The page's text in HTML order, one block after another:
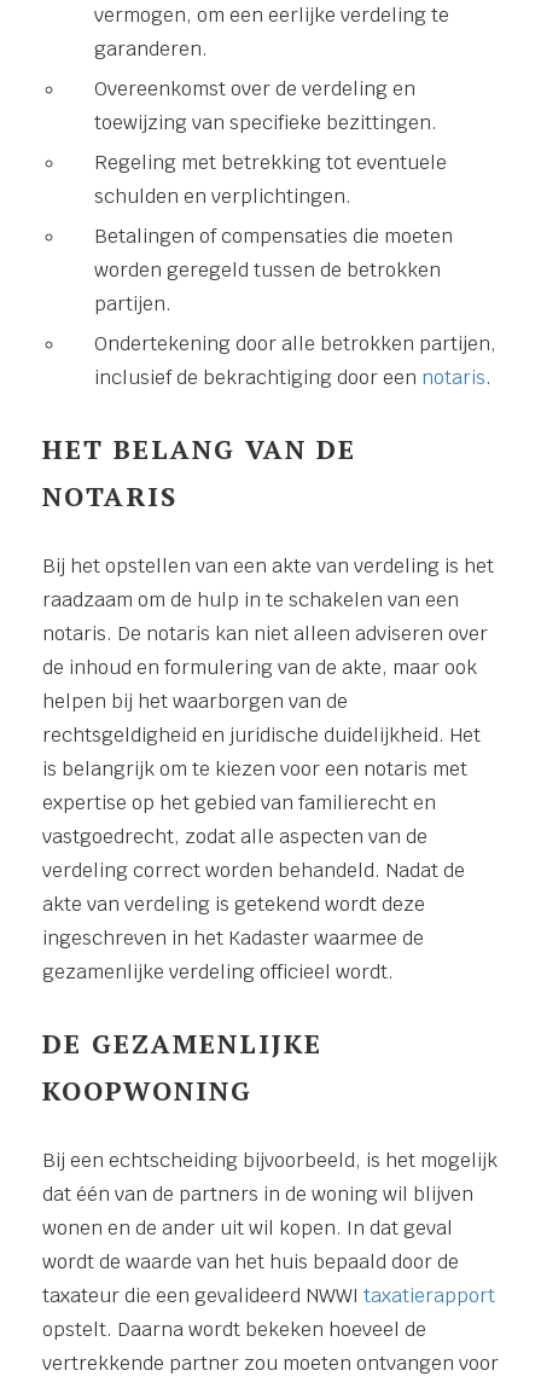
vermogen, om een eerlijke verdeling te
garanderen.
Overeenkomst over de verdeling en
toewijzing van specifieke bezittingen.
Regeling met betrekking tot eventuele
schulden en verplichtingen.
Betalingen of compensaties die moeten
worden geregeld tussen de betrokken
partijen.
Ondertekening door alle betrokken partijen,
inclusief de bekrachtiging door een notaris.
HET BELANG VAN DE
NOTARIS
Bij het opstellen van een akte van verdeling is het
raadzaam om de hulp in te schakelen van een
notaris. De notaris kan niet alleen adviseren over
de inhoud en formulering van de akte, maar ook
helpen bij het waarborgen van de
rechtsgeldigheid en juridische duidelijkheid. Het
is belangrijk om te kiezen voor een notaris met
expertise op het gebied van familierecht en
vastgoedrecht, zodat alle aspecten van de
verdeling correct worden behandeld. Nadat de
akte van verdeling is getekend wordt deze
ingeschreven in het Kadaster waarmee de
gezamenlijke verdeling officieel wordt.
DE GEZAMENLIJKE
KOOPWONING
Bij een echtscheiding bijvoorbeeld, is het mogelijk
dat één van de partners in de woning wil blijven
wonen en de ander uit wil kopen. In dat geval
wordt de waarde van het huis bepaald door de
taxateur die een gevalideerd NWWI taxatierapport
opstelt. Daarna wordt bekeken hoeveel de
vertrekkende partner zou moeten ontvangen voor